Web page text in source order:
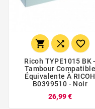
  
Ricoh TYPE1015 BK -
Tambour Compatible
Équivalente À RICOH
B0399510 - Noir
26,99 €